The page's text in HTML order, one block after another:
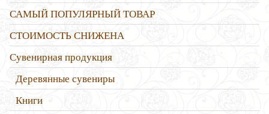
САМЫЙ ПОПУЛЯРНЫЙ ТОВАР
СТОИМОСТЬ СНИЖЕНА
Сувенирная продукция
Деревянные сувениры
Книги